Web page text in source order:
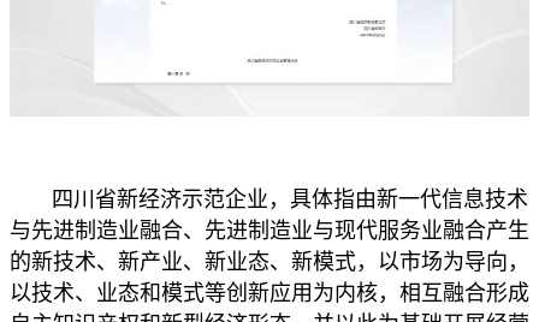
四川省新经济示范企业，具体指由新一代信息技术
与先进制造业融合、先进制造业与现代服务业融合产生
的新技术、新产业、新业态、新模式，以市场为导向，
以技术、业态和模式等创新应用为内核，相互融合形成